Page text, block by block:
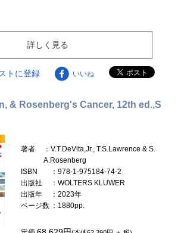
詳しく見る
トに登録 いいね
& Rosenberg's Cancer, 12th ed.,S
著者
：V.T.DeVita,Jr., T.S.Lawrence & S.
A.Rosenberg
ISBN
：978-1-975184-74-2
出版社
：WOLTERS KLUWER
出版年
：2023年
ページ数 ：1880pp.